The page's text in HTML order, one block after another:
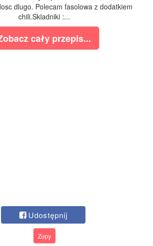
dlugo. Polecam fasolowa z dodatkiem
chili.Skladniki :...
cały przepis...
Udostępnij
Zupy